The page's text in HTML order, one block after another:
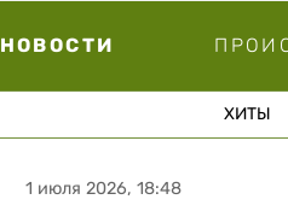
НОВОСТИ
ХИТЫ
1 июля 2026, 18:48